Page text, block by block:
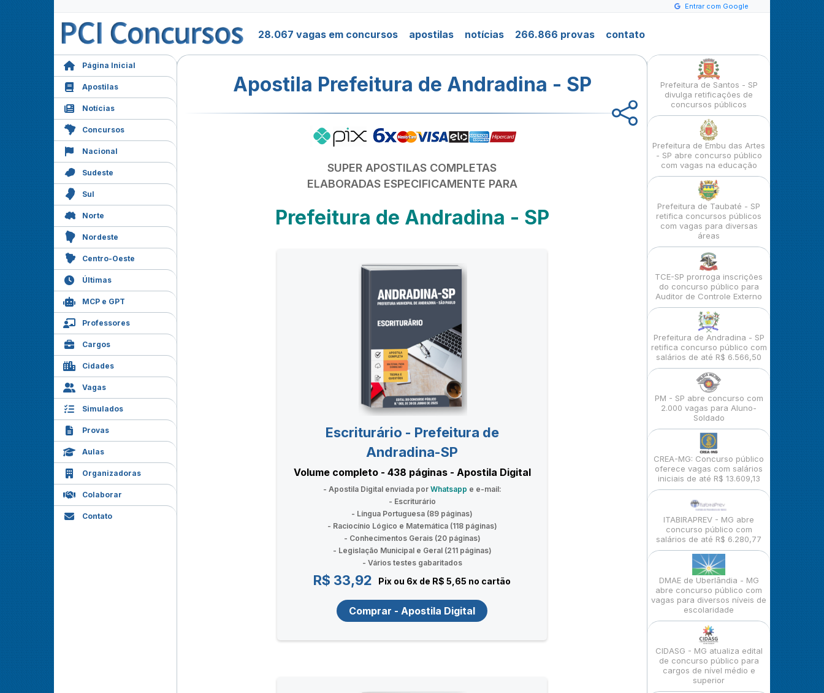
Entrar com Google
28.067 vagas em concursos apostilas notícias 266.866 provas contato
Página Inicial
Apostilas
Notícias
Concursos
Nacional
Sudeste
Sul
Norte
Nordeste
Centro-Oeste
Últimas
MCP e GPT
Professores
Cargos
Cidades
Vagas
Simulados
Provas
Aulas
Organizadoras
Colaborar
Contato
Apostila Prefeitura de Andradina - SP
SUPER APOSTILAS COMPLETAS
ELABORADAS ESPECIFICAMENTE PARA
Prefeitura de Andradina - SP
Escriturário - Prefeitura de
Andradina-SP
Volume completo - 438 páginas - Apostila Digital
- Apostila Digital enviada por Whatsapp e e-mail:
- Escriturário
- Língua Portuguesa (89 páginas)
- Raciocínio Lógico e Matemática (118 páginas)
- Conhecimentos Gerais (20 páginas)
- Legislação Municipal e Geral (211 páginas)
- Vários testes gabaritados
R$ 33,92 Pix ou 6x de R$ 5,65 no cartão
Comprar - Apostila Digital
Prefeitura de Santos - SP
divulga retificações de
concursos públicos
Prefeitura de Embu das Artes
- SP abre concurso público
com vagas na educação
Prefeitura de Taubaté - SP
retifica concursos públicos
com vagas para diversas
áreas
TCE-SP prorroga inscrições
do concurso público para
Auditor de Controle Externo
Prefeitura de Andradina - SP
retifica concurso público com
salários de até R$ 6.566,50
PM - SP abre concurso com
2.000 vagas para Aluno-
Soldado
CREA-MG: Concurso público
oferece vagas com salários
iniciais de até R$ 13.609,13
ITABIRAPREV - MG abre
concurso público com
salários de até R$ 6.280,77
DMAE de Uberlândia - MG
abre concurso público com
vagas para diversos níveis de
escolaridade
CIDASG - MG atualiza edital
de concurso público para
cargos de nível médio e
superior